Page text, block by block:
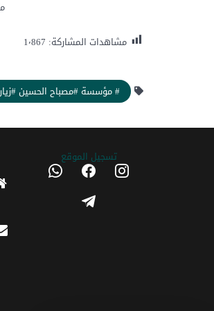
مشاهدات المشاركة: 1٬867
# مؤسسة #مصباح الحسين
تسجیل الموقعinstagram
facebook
whatsapp
telegram